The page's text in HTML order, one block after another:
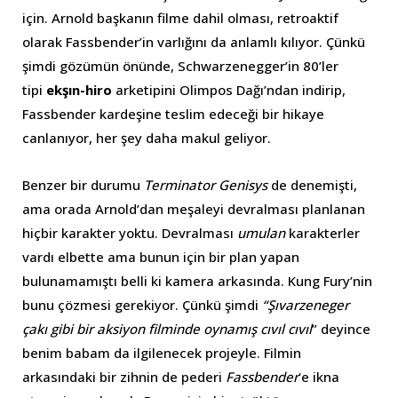
için. Arnold başkanın filme dahil olması, retroaktif
olarak Fassbender’in varlığını da anlamlı kılıyor. Çünkü
şimdi gözümün önünde, Schwarzenegger’in 80’ler
tipi ekşın-hiro arketipini Olimpos Dağı’ndan indirip,
Fassbender kardeşine teslim edeceği bir hikaye
canlanıyor, her şey daha makul geliyor.
Benzer bir durumu Terminator Genisysde denemişti,
ama orada Arnold’dan meşaleyi devralması planlanan
hiçbir karakter yoktu. Devralması umulankarakterler
vardı elbette ama bunun için bir plan yapan
bulunamamıştı belli ki kamera arkasında. Kung Fury’nin
bunu çözmesi gerekiyor. Çünkü şimdi “Şıvarzeneger
çakı gibi bir aksiyon filminde oynamış cıvıl cıvıl” deyince
benim babam da ilgilenecek projeyle. Filmin
arkasındaki bir zihnin de pederi Fassbender‘e ikna